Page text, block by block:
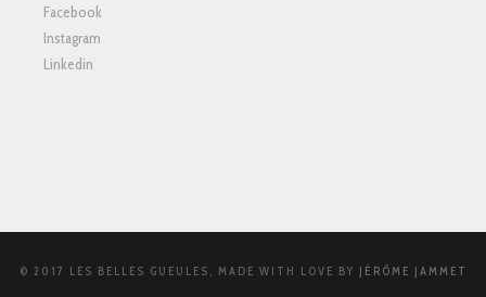
Facebook
Instagram
Linkedin
© 2017 LES BELLES GUEULES, MADE WITH LOVE BY JÉRÔME JAMMET